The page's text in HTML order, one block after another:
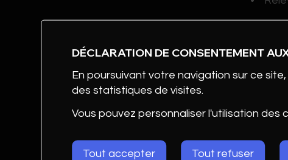
DÉCLARATION DE CONSENTEMENT
En poursuivant votre navigation sur ce
des statistiques de visites.
Vous pouvez personnaliser l'utilisation des
Tout accepter Tout refuser